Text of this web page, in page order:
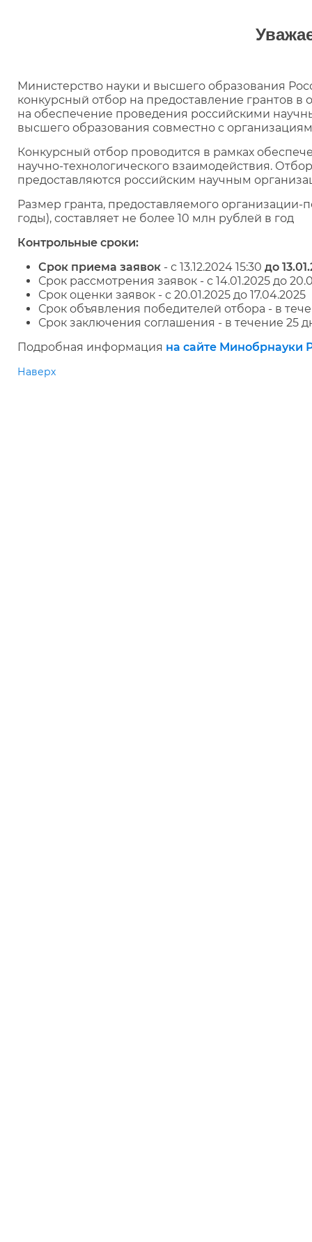
Министерство науки и высшего образования
конкурсный отбор на предоставление грантов
на обеспечение проведения российскими
высшего образования совместно с
Конкурсный отбор проводится в рамках
научно-технологического взаимодействия.
предоставляются российским научным
Размер гранта, предоставляемого
годы), составляет не более 10 млн рублей в год
Контрольные сроки:
Срок приема заявок - с 13.12.2024 15:30 до
Срок рассмотрения заявок - с 14.01.2025 до
Срок оценки заявок - с 20.01.2025 до 17.04.2025
Срок объявления победителей отбора - в
Срок заключения соглашения - в течение 25
Подробная информация на сайте Минобрнауки
Наверх